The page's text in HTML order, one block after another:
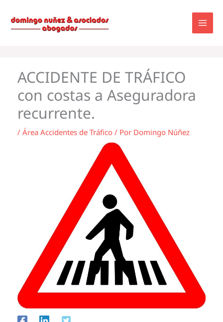
contenido
ACCIDENTE DE TRÁFICO
con costas a Aseguradora
recurrente.
/ Área Accidentes de Tráfico / Por Domingo Núñez